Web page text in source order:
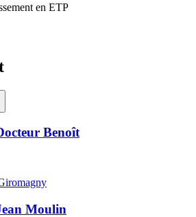
en ETP
Benoît
Moulin